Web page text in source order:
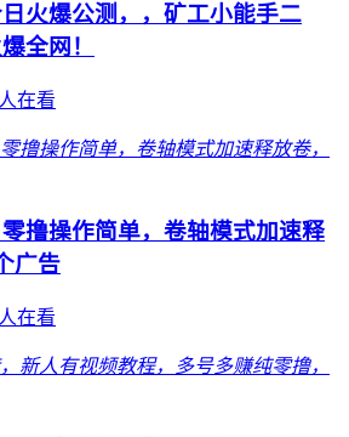
火爆公测，，矿工小能手二
全网！
在看
零撸操作简单，卷轴模式加速释
广告
在看